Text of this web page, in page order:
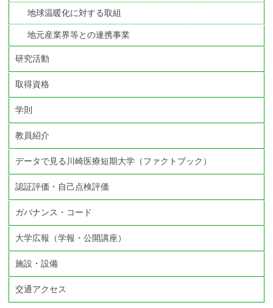
地球温暖化に対する取組
地元産業界等との連携事業
研究活動
取得資格
学則
教員紹介
データで見る川崎医療短期大学（ファクトブック）
認証評価・自己点検評価
ガバナンス・コード
大学広報（学報・公開講座）
施設・設備
交通アクセス